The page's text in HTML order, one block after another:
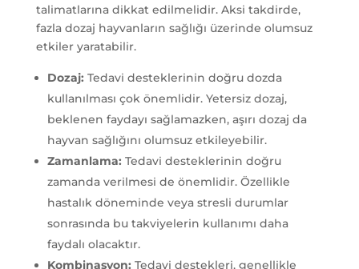
talimatlarına dikkat edilmelidir. Aksi takdirde,
fazla dozaj hayvanların sağlığı üzerinde olumsuz
etkiler yaratabilir.
Dozaj: Tedavi desteklerinin doğru dozda
kullanılması çok önemlidir. Yetersiz dozaj,
beklenen faydayı sağlamazken, aşırı dozaj da
hayvan sağlığını olumsuz etkileyebilir.
Zamanlama: Tedavi desteklerinin doğru
zamanda verilmesi de önemlidir. Özellikle
hastalık döneminde veya stresli durumlar
sonrasında bu takviyelerin kullanımı daha
faydalı olacaktır.
Kombinasyon: Tedavi destekleri, genellikle